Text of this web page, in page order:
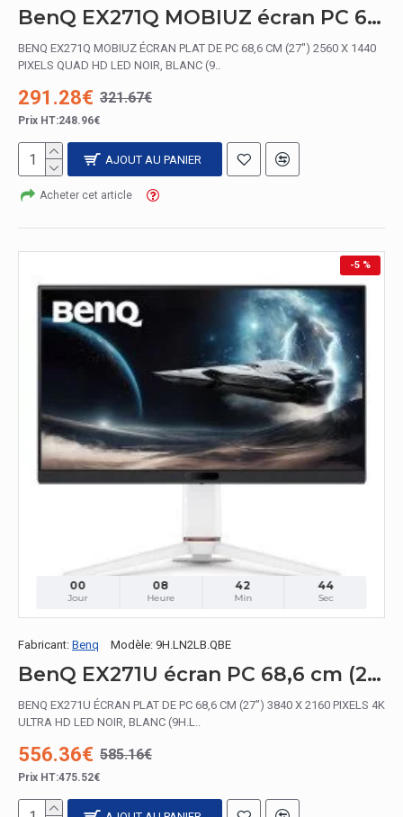
BenQ EX271Q MOBIUZ écran PC 68,6 cm (27") 2560 x 1440 pixels Quad HD LED Noir, Blanc
BENQ EX271Q MOBIUZ ÉCRAN PLAT DE PC 68,6 CM (27") 2560 X 1440
PIXELS QUAD HD LED NOIR, BLANC (9..
291.28€ 321.67€
Prix HT:248.96€
AJOUT AU PANIER
Acheter cet article
-5 %
00
Jour
08
Heure
42
Min
42
Sec
Fabricant: Benq Modèle: 9H.LN2LB.QBE
BenQ EX271U écran PC 68,6 cm (27") 3840 x 2160 pixels 4K Ultra HD LED Noir, Blanc
BENQ EX271U ÉCRAN PLAT DE PC 68,6 CM (27") 3840 X 2160 PIXELS 4K
ULTRA HD LED NOIR, BLANC (9H.L..
556.36€ 585.16€
Prix HT:475.52€